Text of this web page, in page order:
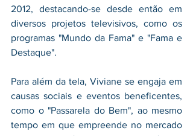
2012, destacando-se desde então em
diversos projetos televisivos, como os
programas "Mundo da Fama" e "Fama e
Destaque".
Para além da tela, Viviane se engaja em
causas sociais e eventos beneficentes,
como o "Passarela do Bem", ao mesmo
tempo em que empreende no mercado